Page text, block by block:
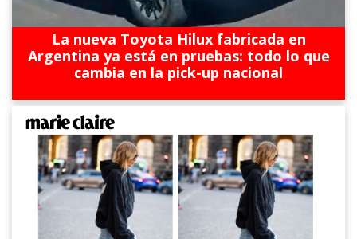
La nueva Toyota Hilux fabricada en
Argentina ya está en pruebas: todo lo que
cambia en la pick-up nacional